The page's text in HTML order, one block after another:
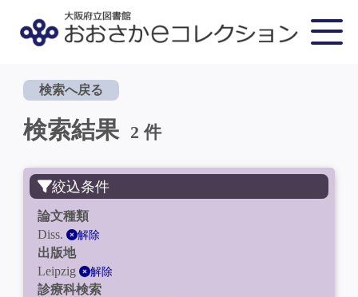
検索へ戻る
検索結果 2 件
絞込条件
論文種類
Diss.
解除
出版地
Leipzig
解除
診療科検索